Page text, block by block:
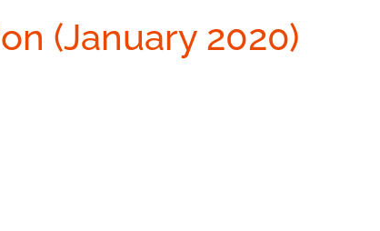
(January 2020)